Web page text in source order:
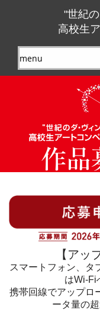
"世紀
高校生
【アッ
スマートフォン、タ
はWi-Fi
携帯回線でアップロ
ータ量の